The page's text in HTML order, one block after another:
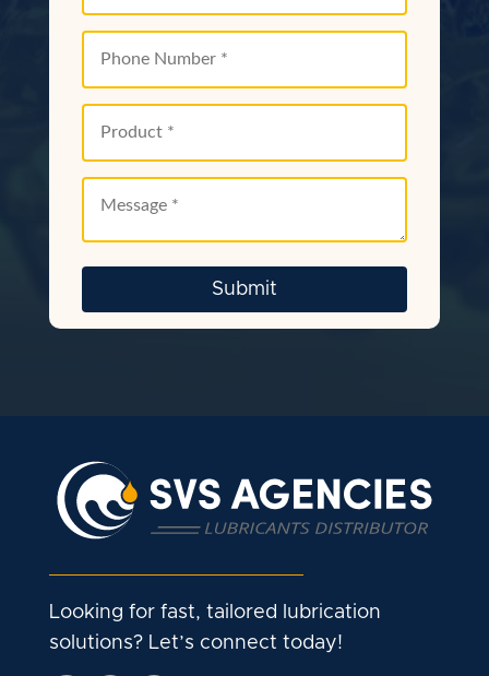
Looking for fast, tailored lubrication
solutions? Let’s connect today!